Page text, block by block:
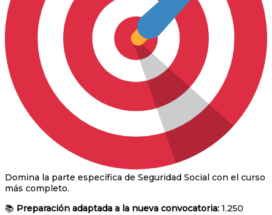
Domina la parte específica de Seguridad Social con el curso
más completo.
📚 Preparación adaptada a la nueva convocatoria: 1.250